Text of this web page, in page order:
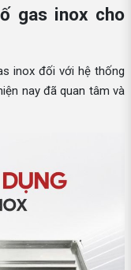
gas inox cho
inox đối với hệ thống
nay đã quan tâm và